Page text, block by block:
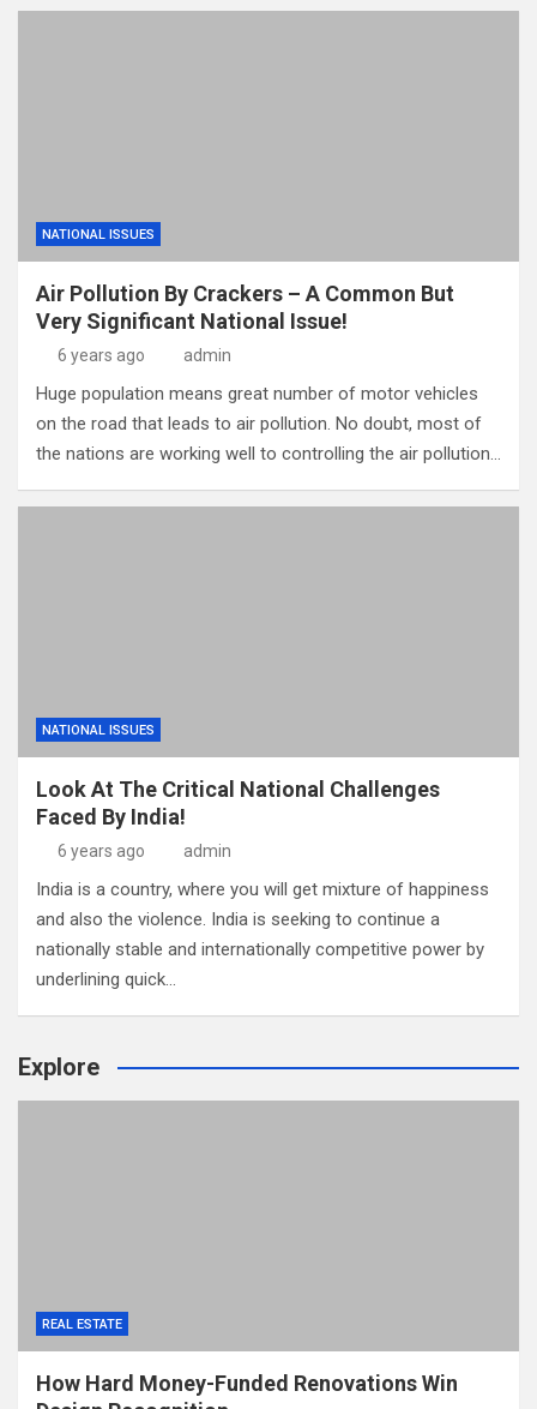
NATIONAL ISSUES
Air Pollution By Crackers – A Common But
Very Significant National Issue!
6 years ago admin
Huge population means great number of motor vehicles
on the road that leads to air pollution. No doubt, most of
the nations are working well to controlling the air pollution…
NATIONAL ISSUES
Look At The Critical National Challenges
Faced By India!
6 years ago admin
India is a country, where you will get mixture of happiness
and also the violence. India is seeking to continue a
nationally stable and internationally competitive power by
underlining quick…
Explore
REAL ESTATE
How Hard Money-Funded Renovations Win